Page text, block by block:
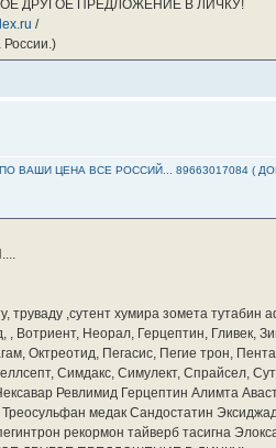
ДРУГОЕ ПРЕДЛОЖЕНИЕ В ЛИЧКУ!
/
ВАШИ ЦЕНА ВСЕ РОССИЙ... 89663017084 (
труваду ,сутент хумира зомета
, Вотриент, Неорал, Герцептин, Гливек,
Октреотид, Пегасис, Пегие трон,
Симдакс, Симулект, Спрайсел,
Ревлимид Герцептин Алимта
медак Сандостатин
рекормон тайверб тасигна